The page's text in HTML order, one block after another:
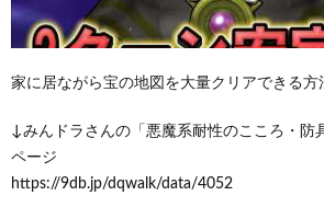
家に居ながら宝の地図を大量クリアできる方
↓みんドラさんの「悪魔系耐性のこころ・防
ページ
https://9db.jp/dqwalk/data/4052